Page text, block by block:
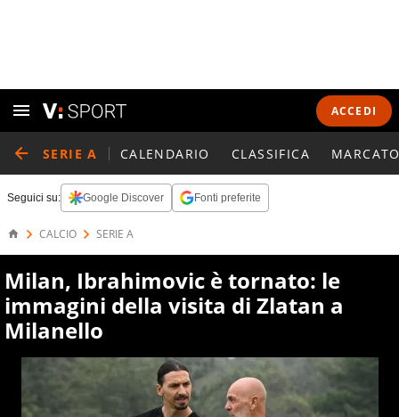
ACCEDI
SERIE A CALENDARIO CLASSIFICA
Seguici su: Google Discover Fonti preferite
CALCIO SERIE A
Milan, Ibrahimovic è tornato: le
immagini della visita di Zlatan a
Milanello